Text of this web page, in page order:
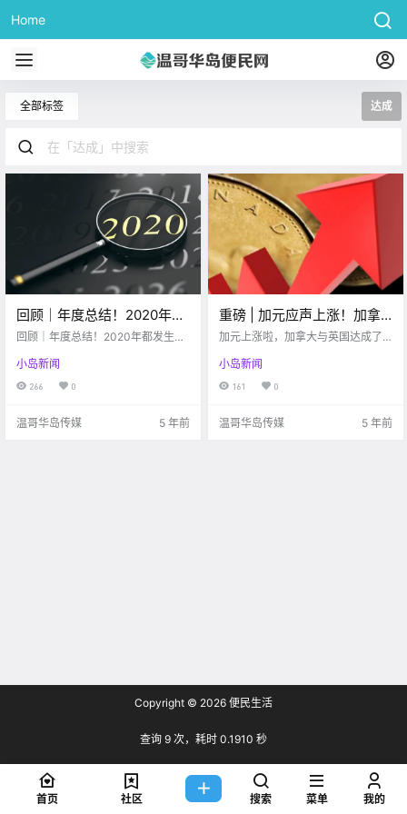
Home
全部标签 达成
回顾｜年度总结！2020年都
发生了这些大事！！
回顾｜年度总结！2020年都发生了
小岛新闻
266 0
温哥华岛传媒 5 年前
重磅 | 加元应声上涨！加拿
大与英国达成前所未有协议
加元上涨啦，加拿大与英国达成了
小岛新闻
161 0
温哥华岛传媒 5 年前
Copyright © 2026 便民生活
查询 9 次，耗时 0.1910 秒
首页 社区 搜索 菜单 我的